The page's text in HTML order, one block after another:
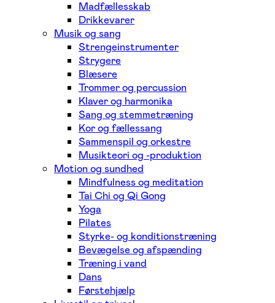
Madfællesskab
Drikkevarer
Musik og sang
Strengeinstrumenter
Strygere
Blæsere
Trommer og percussion
Klaver og harmonika
Sang og stemmetræning
Kor og fællessang
Sammenspil og orkestre
Musikteori og -produktion
Motion og sundhed
Mindfulness og meditation
Tai Chi og Qi Gong
Yoga
Pilates
Styrke- og konditionstræning
Bevægelse og afspænding
Træning i vand
Dans
Førstehjælp